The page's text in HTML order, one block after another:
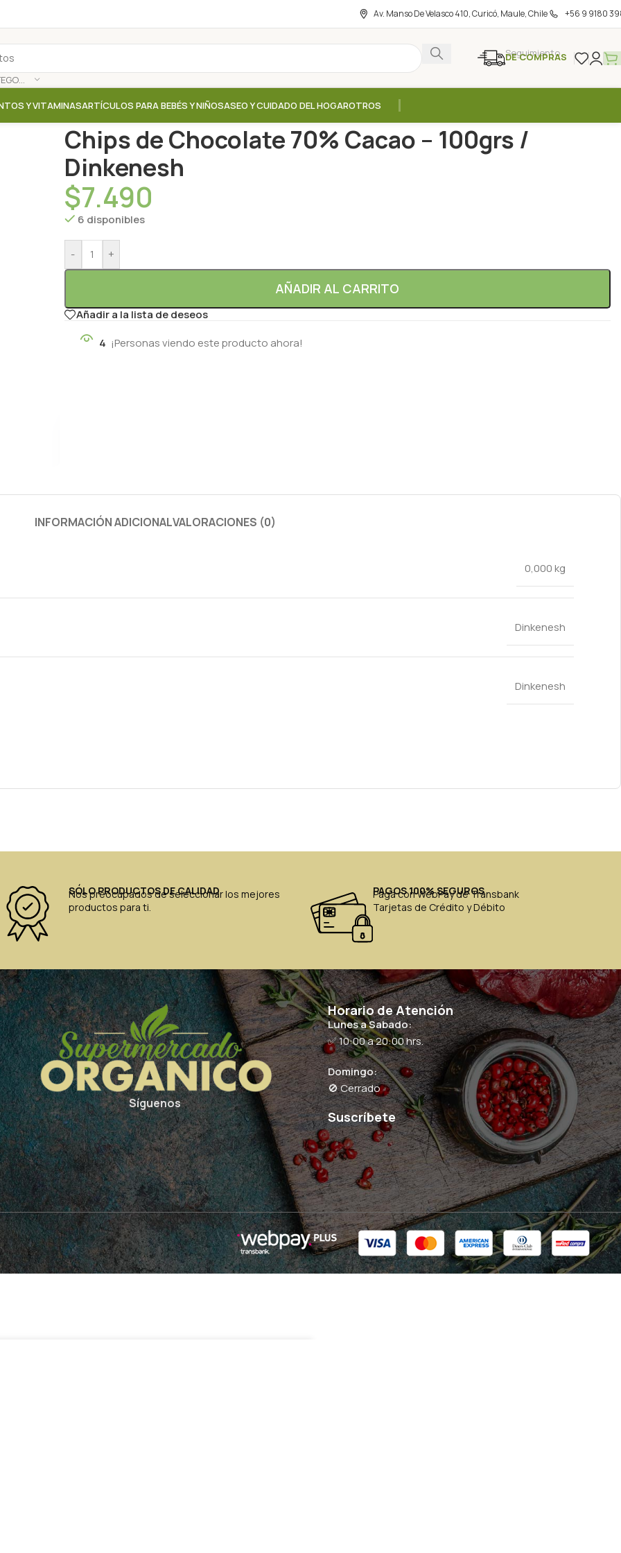
Av. Manso De Velasco 410, Curicó, Maule, Chile +56 9 9180
SELECCIONAR CATEGORÍA
Seguimiento
DE COMPRAS
Y VITAMINASARTÍCULOS PARA BEBÉS Y NIÑOSASEO Y CUIDADO DEL HOGAROTROS
Chips de Chocolate 70% Cacao – 100grs /
Dinkenesh
$7.490
6 disponibles
- +
AÑADIR AL CARRITO
Añadir a la lista de deseos
4 ¡Personas viendo este producto ahora!
INFORMACIÓN ADICIONALVALORACIONES (0)
0,000 kg
Dinkenesh
Dinkenesh
SÓLO PRODUCTOS DE CALIDAD
Nos preocupados de seleccionar los mejores
productos para ti.
PAGOS 100% SEGUROS
Paga con WebPay de Transbank
Tarjetas de Crédito y Débito
Síguenos
Horario de Atención
Lunes a Sabado:
✅ 10:00 a 20:00 hrs.
Domingo:
🚫 Cerrado
Suscríbete